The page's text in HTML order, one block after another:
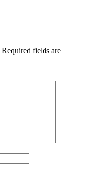
Required fields are